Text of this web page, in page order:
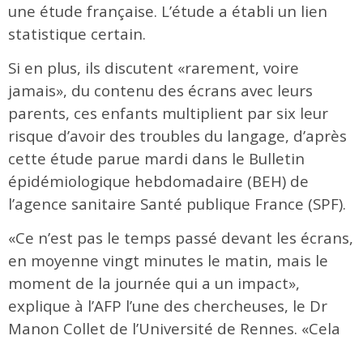
une étude française. L’étude a établi un lien
statistique certain.
Si en plus, ils discutent «rarement, voire
jamais», du contenu des écrans avec leurs
parents, ces enfants multiplient par six leur
risque d’avoir des troubles du langage, d’après
cette étude parue mardi dans le Bulletin
épidémiologique hebdomadaire (BEH) de
l’agence sanitaire Santé publique France (SPF).
«Ce n’est pas le temps passé devant les écrans,
en moyenne vingt minutes le matin, mais le
moment de la journée qui a un impact»,
explique à l’AFP l’une des chercheuses, le Dr
Manon Collet de l’Université de Rennes. «Cela